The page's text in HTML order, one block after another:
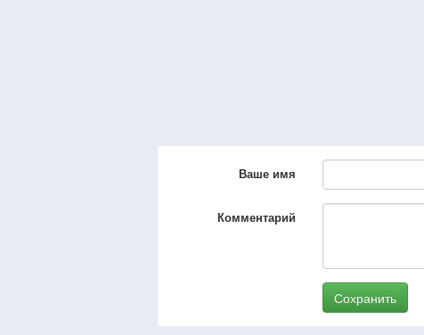
Ваше имя
Комментарий
Сохранить